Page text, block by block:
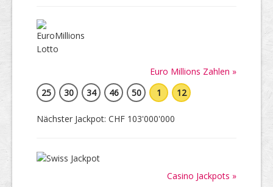
Euro Millions Zahlen »
25
30 34 46 50 1 12
Nächster Jackpot: CHF 103'000'000
Casino Jackpots »